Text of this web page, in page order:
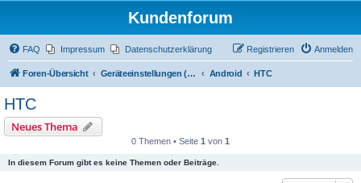
Kundenforum
FAQ Impressum Datenschutzerklärung Anmelden
Registrieren
Foren-Übersicht Geräteeinstellungen (Zugriff über Passwort "alamos") Android HTC
HTC
Neues Thema
0 Themen • Seite 1 von 1
In diesem Forum gibt es keine Themen oder Beiträge.